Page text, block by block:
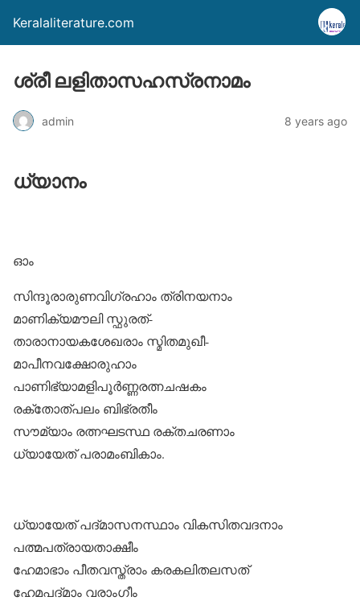
Keralaliterature.com
ശ്രീ ലളിതാസഹസ്രനാമം
admin 8 years ago
ധ്യാനം
ഓം
സിന്ദൂരാരുണവിഗ്രഹാം ത്രിനയനാം
മാണിക്യമൗലി സ്ഫുരത്-
താരാനായകശേഖരാം സ്മിതമുഖീ-
മാപീനവക്ഷോരുഹാം
പാണിഭ്യാമളിപൂർണ്ണരത്നചഷകം
രക്തോത്പലം ബിഭ്രതീം
സൗമ്യാം രത്നഘടസ്ഥ രക്തചരണാം
ധ്യായേത് പരാമംബികാം.
ധ്യായേത് പദ്മാസനസ്ഥാം വികസിതവദനാം
പത്മപത്രായതാക്ഷീം
ഹേമാഭാം പീതവസ്ത്രാം കരകലിതലസത്
ഹേമപദ്മാം വരാംഗീം